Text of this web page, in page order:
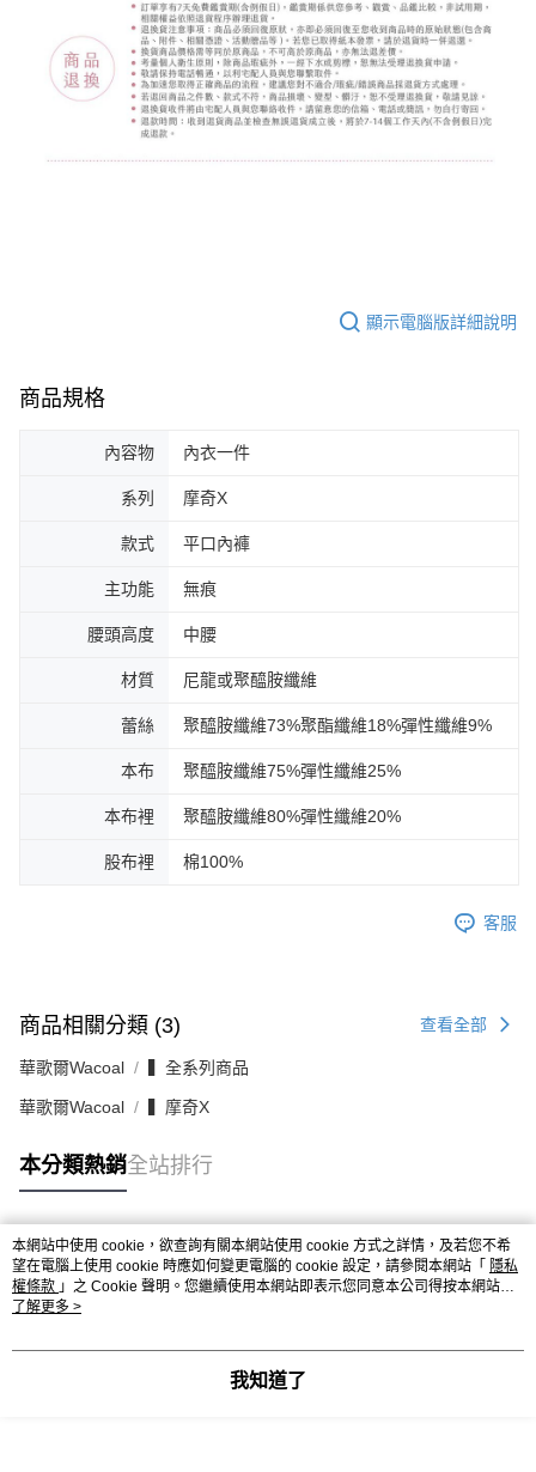
顯示電腦版詳細說明
商品規格
內容物 內衣一件
系列 摩奇X
款式 平口內褲
主功能 無痕
腰頭高度 中腰
材質 尼龍或聚醯胺纖維
蕾絲 聚醯胺纖維73%聚酯纖維18%彈性纖維9%
本布 聚醯胺纖維75%彈性纖維25%
本布裡 聚醯胺纖維80%彈性纖維20%
股布裡 棉100%
客服
商品相關分類 (3) 查看全部
華歌爾Wacoal ▍全系列商品
華歌爾Wacoal ▍摩奇X
本分類熱銷全站排行
熱門標籤
本網站中使用 cookie，欲查詢有關本網站使用 cookie 方式之詳情，及若您不希
望在電腦上使用 cookie 時應如何變更電腦的 cookie 設定，請參閱本網站「 隱私
權條款 」之 Cookie 聲明。您繼續使用本網站即表示您同意本公司得按本網站使
用條款之 Cookie 聲明使用 cookie。
了解更多 >
我知道了